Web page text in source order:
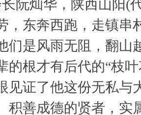
阮灿华，陕西山阳(
，东奔西跑，走镇串
们是风雨无阻，翻山
的根才有后代的“枝
见证了他这份无私
积善成德的贤者，实